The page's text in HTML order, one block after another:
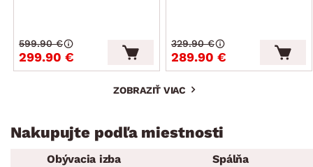
299.90 €
599.90 €
289.90 €
329.90 €
ZOBRAZIŤ VIAC
Nakupujte podľa miestnosti
Obývacia izba Spálňa